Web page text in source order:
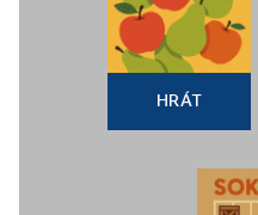
HRÁT